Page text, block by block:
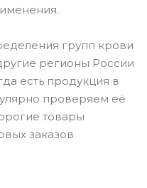
групп крови
регионы России
есть продукция в
проверяем её
товары
заказов